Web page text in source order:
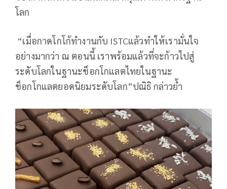
โลก
“เมื่อกาดโกโก้ทำงานกับ ISTCแล้วทำให้เรามั่นใจ
อย่างมากว่า ณ ตอนนี้ เราพร้อมแล้วที่จะก้าวไปสู่
ระดับโลกในฐานะช็อกโกแลตไทยในฐานะ
ช็อกโกแลตยอดนิยมระดับโลก”ปณิธิ กล่าวย้ำ